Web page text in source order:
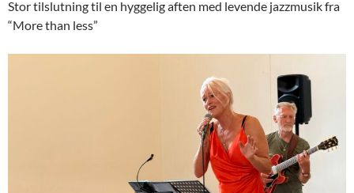
Stor tilslutning til en hyggelig aften med levende jazzmusik fra
“More than less”